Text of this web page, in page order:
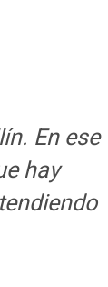
En ese
hay